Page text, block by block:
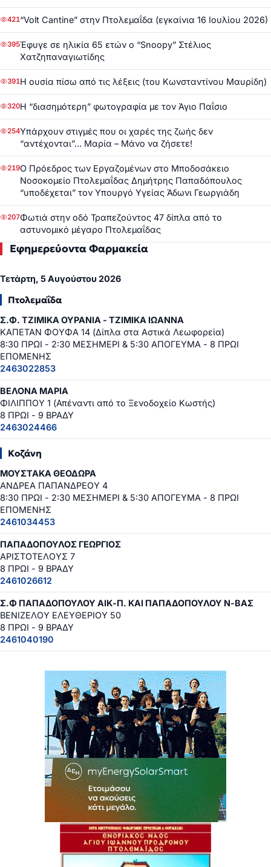
421“Volt Cantine” στην Πτολεμαΐδα (εγκαίνια 16 Ιουλίου 2026)
395Έφυγε σε ηλικία 65 ετών ο “Snoopy” Στέλιος
Χατζηπαναγιωτίδης
391Η ουσία πίσω από τις λέξεις (του Κωνσταντίνου Μαυρίδη)
320Η “διασημότερη” φωτογραφία με τον Άγιο Παΐσιο
254Υπάρχουν στιγμές που οι χαρές της ζωής δεν
“αντέχονται”… Μαρία – Μάνο να ζήσετε!
219Ο Πρόεδρος των Εργαζομένων στο Μποδοσάκειο
Νοσοκομείο Πτολεμαΐδας Δημήτρης Παπαδόπουλος
“υποδέχεται” τον Υπουργό Υγείας Άδωνι Γεωργιάδη
207Φωτιά στην οδό Τραπεζούντος 47 δίπλα από το
αστυνομικό μέγαρο Πτολεμαΐδας
Εφημερεύοντα Φαρμακεία
Τετάρτη, 5 Αυγούστου 2026
Πτολεμαΐδα
Σ.Φ. ΤΖΙΜΙΚΑ ΟΥΡΑΝΙΑ - ΤΖΙΜΙΚΑ ΙΩΑΝΝΑ
ΚΑΠΕΤΑΝ ΦΟΥΦΑ 14 (Δίπλα στα Αστικά Λεωφορεία)
8:30 ΠΡΩΙ - 2:30 ΜΕΣΗΜΕΡΙ & 5:30 ΑΠΟΓΕΥΜΑ - 8 ΠΡΩΙ
ΕΠΟΜΕΝΗΣ
2463022853
ΒΕΛΟΝΑ ΜΑΡΙΑ
ΦΙΛΙΠΠΟΥ 1 (Απέναντι από το Ξενοδοχείο Κωστής)
8 ΠΡΩΙ - 9 ΒΡΑΔΥ
2463024466
Κοζάνη
ΜΟΥΣΤΑΚΑ ΘΕΟΔΩΡΑ
ΑΝΔΡΕΑ ΠΑΠΑΝΔΡΕΟΥ 4
8:30 ΠΡΩΙ - 2:30 ΜΕΣΗΜΕΡΙ & 5:30 ΑΠΟΓΕΥΜΑ - 8 ΠΡΩΙ
ΕΠΟΜΕΝΗΣ
2461034453
ΠΑΠΑΔΟΠΟΥΛΟΣ ΓΕΩΡΓΙΟΣ
ΑΡΙΣΤΟΤΕΛΟΥΣ 7
8 ΠΡΩΙ - 9 ΒΡΑΔΥ
2461026612
Σ.Φ ΠΑΠΑΔΟΠΟΥΛΟΥ ΑΙΚ-Π. ΚΑΙ ΠΑΠΑΔΟΠΟΥΛΟΥ Ν-ΒΑΣ
ΒΕΝΙΖΕΛΟΥ ΕΛΕΥΘΕΡΙΟΥ 50
8 ΠΡΩΙ - 9 ΒΡΑΔΥ
2461040190